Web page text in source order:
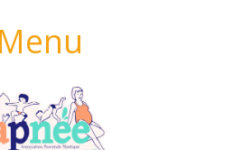
Menu